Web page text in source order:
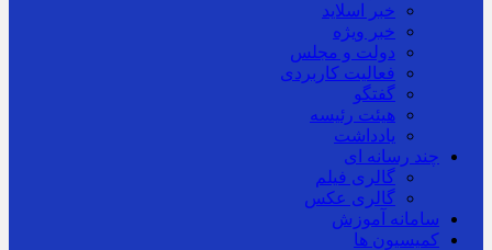
خبر اسلايد
خبر ویژه
دولت و مجلس
فعالیت کاربردی
گفتگو
هیئت رئیسه
یادداشت
چند رسانه ای
گالری فیلم
گالری عکس
سامانه آموزش
کمیسیون ها